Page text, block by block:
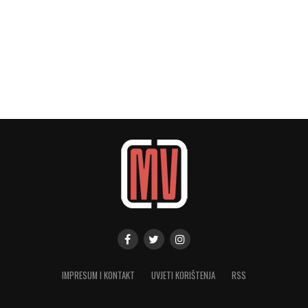
IMPRESUM I KONTAKT UVJETI KORIŠTENJA RSS